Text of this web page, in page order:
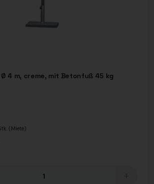
4 m, creme, mit Betonfuß 45 kg
(Miete)